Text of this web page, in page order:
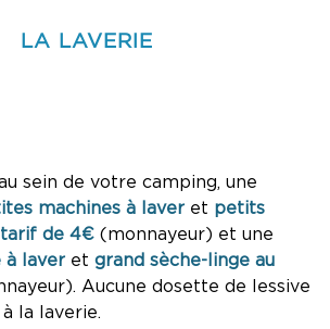
LA LAVERIE
sein de votre camping, une
machines à laver et petits
tarif de 4€ (monnayeur) et une
à laver et grand sèche-linge au
Aucune dosette de lessive
la laverie.